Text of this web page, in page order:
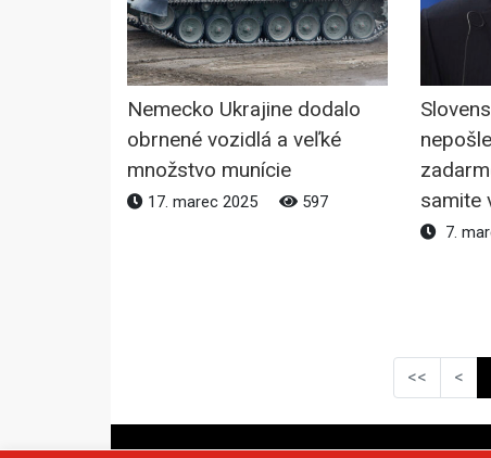
Nemecko Ukrajine dodalo
obrnené vozidlá a veľké
množstvo munície
17. marec 2025 597
samite
7.
<< <